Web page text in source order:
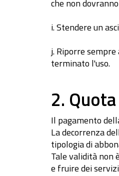
che non
i. Stendere un
j. Riporre
terminato l'uso.
2.
Il pagamento
La decorrenza
tipologia di
Tale validità non
e fruire dei